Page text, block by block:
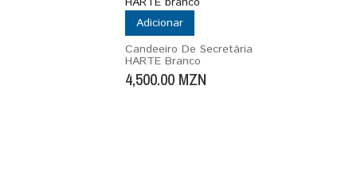
Adicionar
Candeeiro De Secretária
HARTE Branco
4,500.00MZN